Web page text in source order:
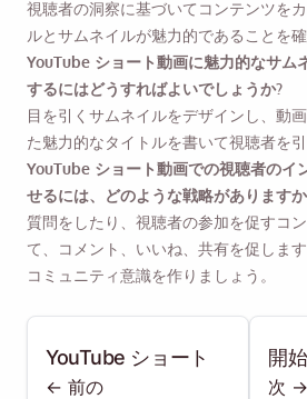
視聴者の洞察に基づいてコンテンツを
ルとサムネイルが魅力的であることを確
YouTube ショート動画に魅力的なサム
するにはどうすればよいでしょうか?
目を引くサムネイルをデザインし、動
た魅力的なタイトルを書いて視聴者を引
YouTube ショート動画での視聴者のイ
せるには、どのような戦略があります
質問をしたり、視聴者の参加を促すコ
て、コメント、いいね、共有を促しま
コミュニティ意識を作りましょう。
YouTube ショート
<- 前の
開
次 ->